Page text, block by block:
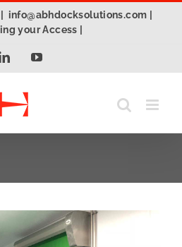
info@abhdocksolutions.com |
your Access |
LinkedInYouTube